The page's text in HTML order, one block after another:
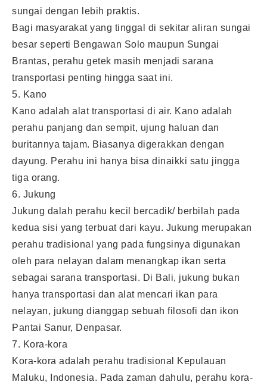
sungai dengan lebih praktis.
Bagi masyarakat yang tinggal di sekitar aliran sungai
besar seperti Bengawan Solo maupun Sungai
Brantas, perahu getek masih menjadi sarana
transportasi penting hingga saat ini.
5. Kano
Kano adalah alat transportasi di air. Kano adalah
perahu panjang dan sempit, ujung haluan dan
buritannya tajam. Biasanya digerakkan dengan
dayung. Perahu ini hanya bisa dinaikki satu jingga
tiga orang.
6. Jukung
Jukung dalah perahu kecil bercadik/ berbilah pada
kedua sisi yang terbuat dari kayu. Jukung merupakan
perahu tradisional yang pada fungsinya digunakan
oleh para nelayan dalam menangkap ikan serta
sebagai sarana transportasi. Di Bali, jukung bukan
hanya transportasi dan alat mencari ikan para
nelayan, jukung dianggap sebuah filosofi dan ikon
Pantai Sanur, Denpasar.
7. Kora-kora
Kora-kora adalah perahu tradisional Kepulauan
Maluku, Indonesia. Pada zaman dahulu, perahu kora-